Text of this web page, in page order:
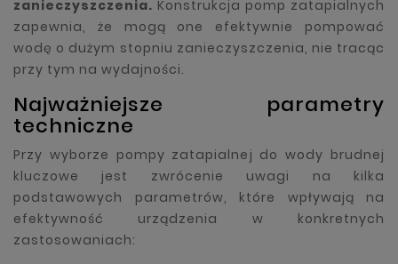
zanieczyszczenia. Konstrukcja pomp zatapialnych
zapewnia, że mogą one efektywnie pompować
wodę o dużym stopniu zanieczyszczenia, nie tracąc
przy tym na wydajności.
Najważniejsze parametry
techniczne
Przy wyborze pompy zatapialnej do wody brudnej
kluczowe jest zwrócenie uwagi na kilka
podstawowych parametrów, które wpływają na
efektywność urządzenia w konkretnych
zastosowaniach: